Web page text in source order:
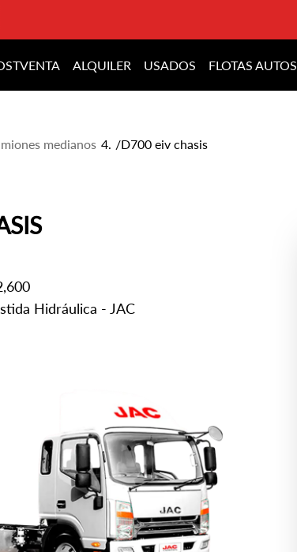
ALQUILER USADOS FLOTAS AUTOS
medianos /D700 eiv chasis
Hidráulica - JAC